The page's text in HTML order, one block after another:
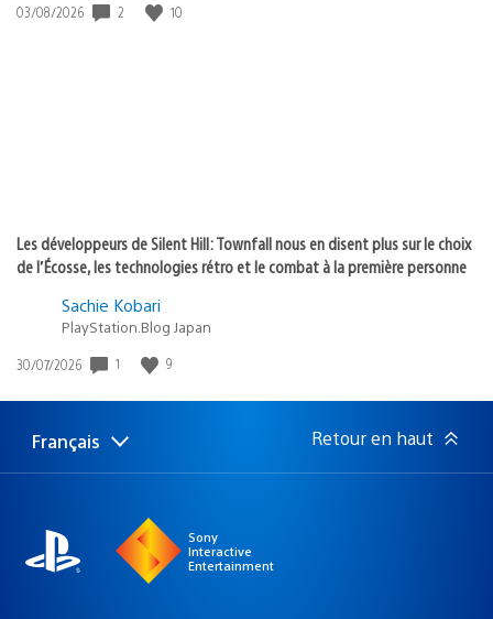
Date
03/08/2026 2 10
Les développeurs de Silent Hill: Townfall nous en disent plus sur le choix
de l’Écosse, les technologies rétro et le combat à la première personne
Sachie Kobari
PlayStation.Blog Japan
Date
publication
30/07/2026 1 9
Choisir
Région
Français Retour en haut
Sony
Interactive
Entertainment